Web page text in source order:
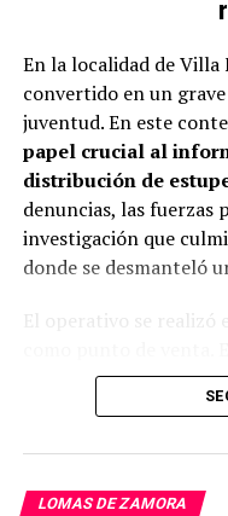
LOMAS DE ZAMORA
ESTACIONAMIENTO
EL DÍA DEL PADRE
EL ARTE DE LA
PELUCAS Y LA ESTÉTICA
En la localidad de
convertido en un
juventud. En este
papel crucial al
distribución de
denuncias, las fuerzas
investigación que
donde se desmanteló
El operativo se realizó
supuestamente
las autoridades.
LOMAS DE ZAMORA